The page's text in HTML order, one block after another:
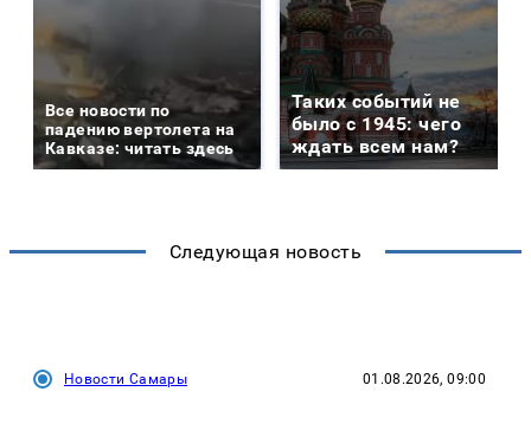
Все новости по
падению вертолета на
Кавказе: читать здесь
Таких событий не
было с 1945: чего
ждать всем нам?
Следующая новость
Новости Самары 01.08.2026, 09:00